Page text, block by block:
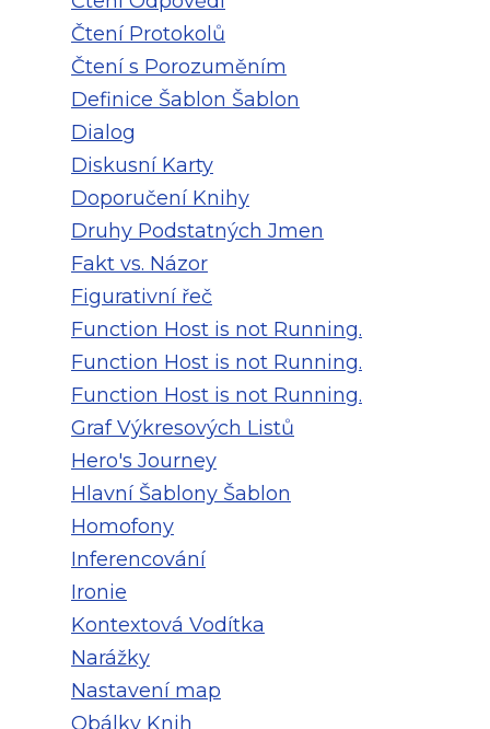
Čtení Protokolů
Čtení s Porozuměním
Definice Šablon Šablon
Dialog
Diskusní Karty
Doporučení Knihy
Druhy Podstatných Jmen
Fakt vs. Názor
Figurativní řeč
Function Host is not Running.
Function Host is not Running.
Function Host is not Running.
Graf Výkresových Listů
Hero's Journey
Hlavní Šablony Šablon
Homofony
Inferencování
Ironie
Kontextová Vodítka
Narážky
Nastavení map
Obálky Knih